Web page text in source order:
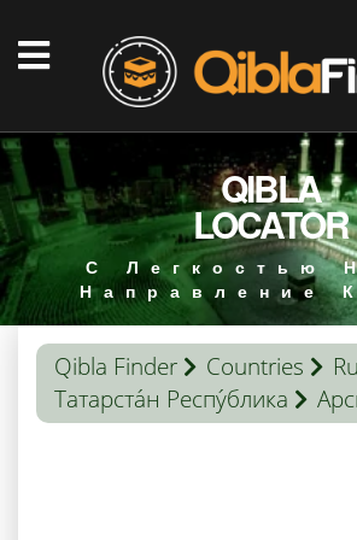
QIBLA
LOCATOR
С Легкостью
Направление
Qibla Finder Countries
Татарста́н Респу́блика